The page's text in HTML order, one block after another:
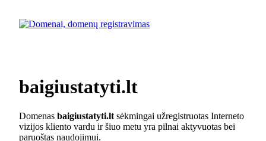
baigiustatyti.lt
Domenas baigiustatyti.lt sėkmingai užregistruotas Interneto
vizijos kliento vardu ir šiuo metu yra pilnai aktyvuotas bei
paruoštas naudojimui.